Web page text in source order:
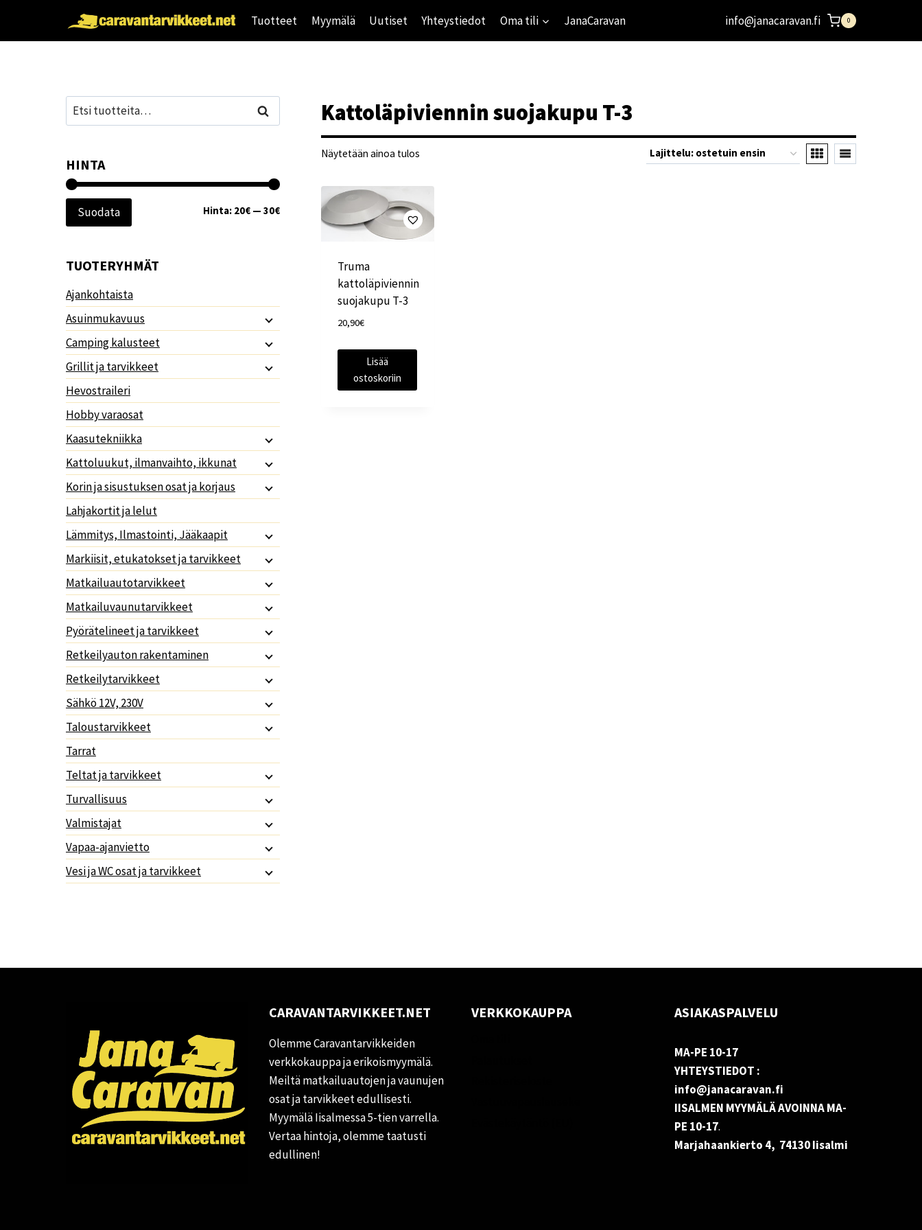
Tuotteet Myymälä Uutiset Yhteystiedot Oma tili JanaCaravan info@janacaravan.fi 0
Kattoläpiviennin suojakupu T-3
Näytetään ainoa tulos
Truma
kattoläpiviennin
suojakupu T-3
20,90€
Lisää
ostoskoriin
Etsi: Haku
HINTA
Minimihinta
Maksimihinta
Suodata Hinta: 20€ —30€
TUOTERYHMÄT
Ajankohtaista
Asuinmukavuus
Camping kalusteet
Grillit ja tarvikkeet
Hevostraileri
Hobby varaosat
Kaasutekniikka
Kattoluukut, ilmanvaihto, ikkunat
Korin ja sisustuksen osat ja korjaus
Lahjakortit ja lelut
Lämmitys, Ilmastointi, Jääkaapit
Markiisit, etukatokset ja tarvikkeet
Matkailuautotarvikkeet
Matkailuvaunutarvikkeet
Pyörätelineet ja tarvikkeet
Retkeilyauton rakentaminen
Retkeilytarvikkeet
Sähkö 12V, 230V
Taloustarvikkeet
Tarrat
Teltat ja tarvikkeet
Turvallisuus
Valmistajat
Vapaa-ajanvietto
Vesi ja WC osat ja tarvikkeet
CARAVANTARVIKKEET.NET
Olemme Caravantarvikkeiden
verkkokauppa ja erikoismyymälä.
Meiltä matkailuautojen ja vaunujen
osat ja tarvikkeet edullisesti.
Myymälä Iisalmessa 5-tien varrella.
Vertaa hintoja, olemme taatusti
edullinen!
VERKKOKAUPPA ASIAKASPALVELU
MA-PE 10-17
YHTEYSTIEDOT :
info@janacaravan.fi
IISALMEN MYYMÄLÄ AVOINNA MA-
PE 10-17.
Marjahaankierto 4, 74130 Iisalmi